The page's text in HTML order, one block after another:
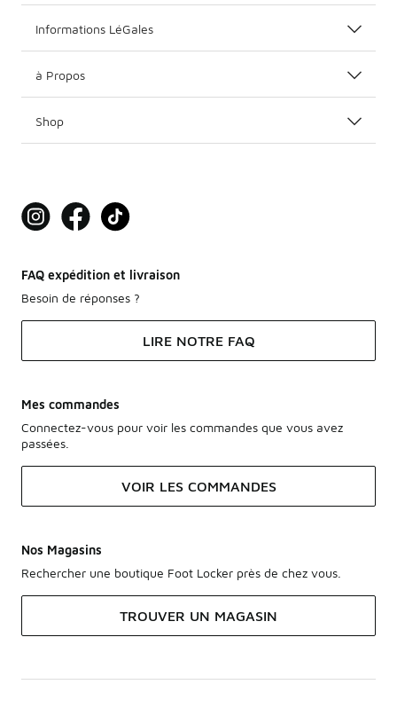
Informations LéGales
à Propos
Shop
FAQ expédition et livraison
Besoin de réponses ?
LIRE NOTRE FAQ
Mes commandes
Connectez-vous pour voir les commandes que vous avez
passées.
VOIR LES COMMANDES
Nos Magasins
Rechercher une boutique Foot Locker près de chez vous.
TROUVER UN MAGASIN